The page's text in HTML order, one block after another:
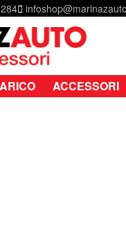
ACCESSORI